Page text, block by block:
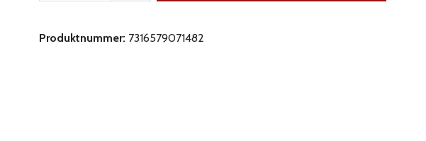
Produktnummer: 7316579071482